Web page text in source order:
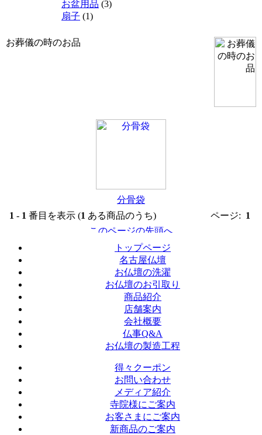
お盆用品 (3)
扇子 (1)
お葬儀の時のお品
分骨袋
1 - 1 番目を表示 (1 ある商品のうち) ページ: 1
トップページ
名古屋仏壇
お仏壇の洗濯
お仏壇のお引取り
商品紹介
店舗案内
会社概要
仏事Q&A
お仏壇の製造工程
得々クーポン
お問い合わせ
メディア紹介
寺院様にご案内
お客さまにご案内
新商品のご案内